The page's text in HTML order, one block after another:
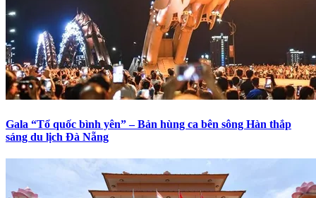
Gala “Tổ quốc bình yên” – Bản hùng ca bên sông Hàn thắp
sáng du lịch Đà Nẵng